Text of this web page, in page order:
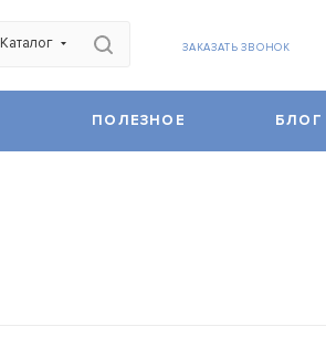
Каталог ЗАКАЗАТЬ ЗВОНОК
ПОЛЕЗНОЕ БЛОГ